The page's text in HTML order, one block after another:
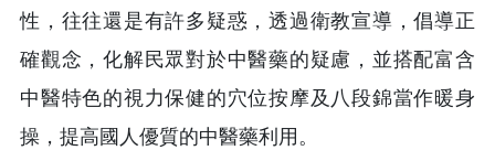
性，往往還是有許多疑惑，透過衛教宣導，倡導正
確觀念，化解民眾對於中醫藥的疑慮，並搭配富含
中醫特色的視力保健的穴位按摩及八段錦當作暖身
操，提高國人優質的中醫藥利用。